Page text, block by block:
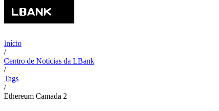
Início
/
Centro de Notícias da LBank
/
Tags
/
Ethereum Camada 2